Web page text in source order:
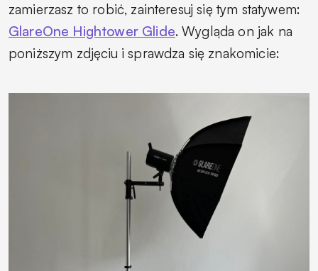
zamierzasz to robić, zainteresuj się tym statywem:
GlareOne Hightower Glide. Wygląda on jak na
poniższym zdjęciu i sprawdza się znakomicie: